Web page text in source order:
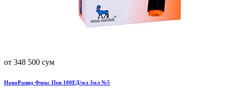
от 348 500 сум
НовоРапид Флекс Пен 100ЕД/мл 3мл №5